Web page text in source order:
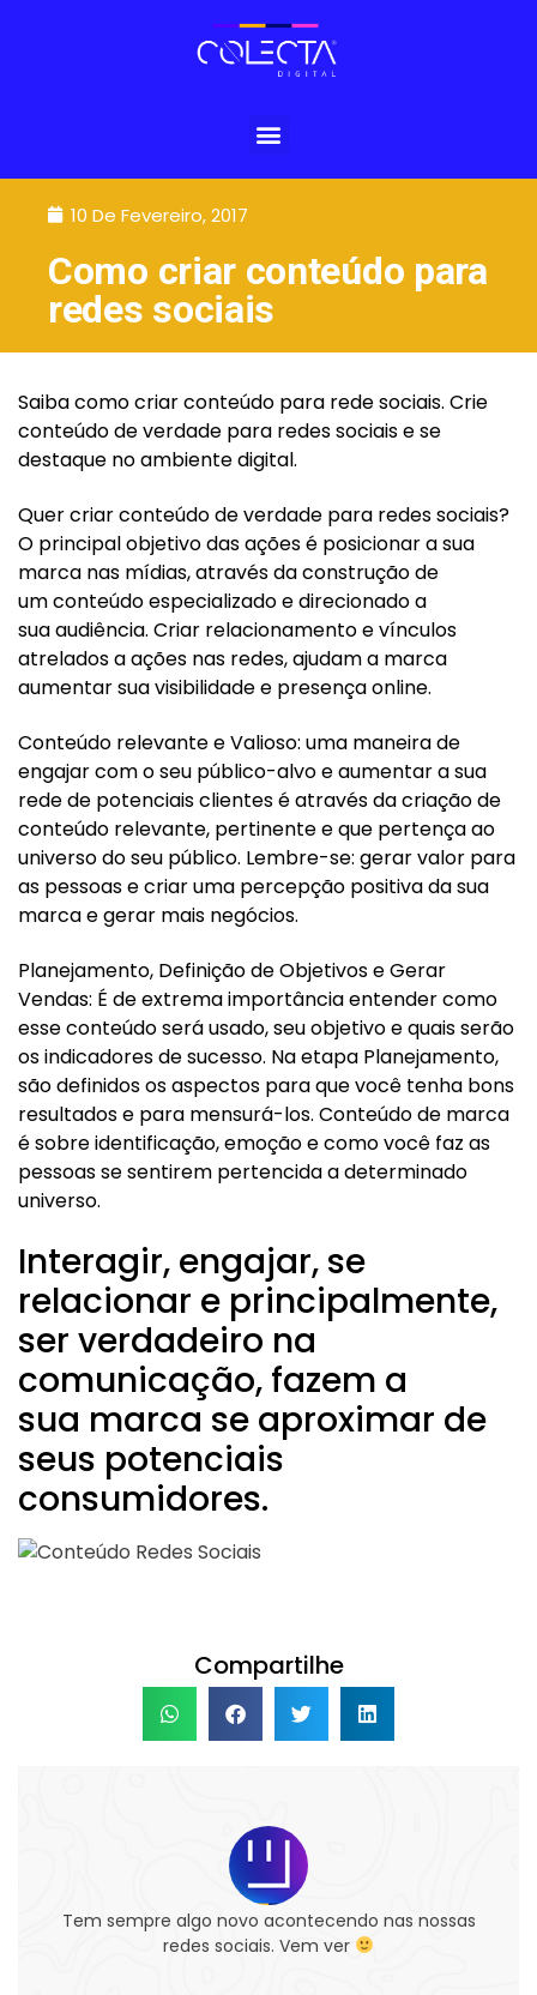
10 De Fevereiro, 2017
Como criar conteúdo para
redes sociais
Saiba como criar conteúdo para rede sociais. Crie
conteúdo de verdade para redes sociais e se
destaque no ambiente digital.
Quer criar conteúdo de verdade para redes sociais?
O principal objetivo das ações é posicionar a sua
marca nas mídias, através da construção de
um conteúdo especializado e direcionado a
sua audiência. Criar relacionamento e vínculos
atrelados a ações nas redes, ajudam a marca
aumentar sua visibilidade e presença online.
Conteúdo relevante e Valioso: uma maneira de
engajar com o seu público-alvo e aumentar a sua
rede de potenciais clientes é através da criação de
conteúdo relevante, pertinente e que pertença ao
universo do seu público. Lembre-se: gerar valor para
as pessoas e criar uma percepção positiva da sua
marca e gerar mais negócios.
Planejamento, Definição de Objetivos e Gerar
Vendas: É de extrema importância entender como
esse conteúdo será usado, seu objetivo e quais serão
os indicadores de sucesso. Na etapa Planejamento,
são definidos os aspectos para que você tenha bons
resultados e para mensurá-los. Conteúdo de marca
é sobre identificação, emoção e como você faz as
pessoas se sentirem pertencida a determinado
universo.
Interagir, engajar, se
relacionar e principalmente,
ser verdadeiro na
comunicação, fazem a
sua marca se aproximar de
seus potenciais
consumidores.
Compartilhe
Tem sempre algo novo acontecendo nas nossas
redes sociais. Vem ver